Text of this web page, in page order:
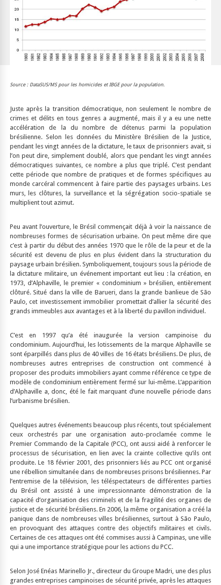
Source : DataSUS/MS pour les homicides et IBGE pour la population.
Juste après la transition démocratique, non seulement le nombre de
crimes et délits en tous genres a augmenté, mais il y a eu une nette
accélération de la du nombre de détenus parmi la population
brésilienne. Selon les données du Ministère Brésilien de la Justice,
pendant les vingt années de la dictature, le taux de prisonniers avait, si
l’on peut dire, simplement doublé, alors que pendant les vingt années
démocratiques suivantes, ce nombre a plus que triplé. C’est pendant
cette période que nombre de pratiques et de formes spécifiques au
monde carcéral commencent à faire partie des paysages urbains. Les
murs, les clôtures, la surveillance et la ségrégation socio-spatiale se
multiplient tout azimut.
Peu avant l’ouverture, le Brésil commençait déjà à voir la naissance de
nombreuses formes de sécurisation urbaine. On peut même dire que
c’est à partir du début des années 1970 que le rôle de la peur et de la
sécurité est devenu de plus en plus évident dans la structuration du
paysage urbain brésilien. Symboliquement, toujours sous la période de
la dictature militaire, un événement important eut lieu : la création, en
1973, d’Alphaville, le premier « condominium » brésilien, entièrement
clôturé. Situé dans la ville de Barueri, dans la grande banlieue de São
Paulo, cet investissement immobilier promettait d’allier la sécurité des
grands immeubles aux avantages et à la liberté du pavillon individuel.
C’est en 1997 qu’a été inaugurée la version campinoise du
condominium. Aujourd’hui, les lotissements de la marque Alphaville se
sont éparpillés dans plus de 40 villes de 16 états brésiliens. De plus, de
nombreuses autres entreprises de construction ont commencé à
proposer des produits immobiliers ayant comme référence ce type de
modèle de condominium entièrement fermé sur lui-même. L’apparition
d’Alphaville a, donc, été le fait marquant d’une nouvelle période dans
l’urbanisme brésilien.
Quelques autres événements beaucoup plus récents, tout spécialement
ceux orchestrés par une organisation auto-proclamée comme le
Premier Commando de la Capitale (PCC), ont aussi aidé à renforcer le
processus de sécurisation, en lien avec la crainte collective qu’ils ont
produite. Le 18 février 2001, des prisonniers liés au PCC ont organisé
une rébellion simultanée dans de nombreuses prisons brésiliennes. Par
l’entremise de la télévision, les téléspectateurs de différentes parties
du Brésil ont assisté à une impressionnante démonstration de la
capacité d’organisation des criminels et de la fragilité des organes de
justice et de sécurité brésiliens. En 2006, la même organisation a créé la
panique dans de nombreuses villes brésiliennes, surtout à São Paulo,
en provoquant des attaques contre des objectifs militaires et civils.
Certaines de ces attaques ont été commises aussi à Campinas, une ville
qui a une importance stratégique pour les actions du PCC.
Selon José Enéas Marinello Jr., directeur du Groupe Madri, une des plus
grandes entreprises campinoises de sécurité privée, après les attaques